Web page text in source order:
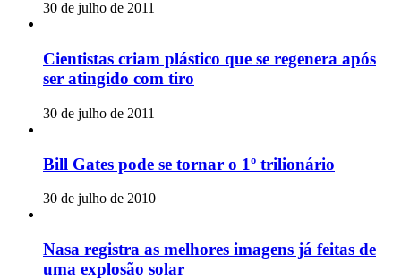
30 de julho de 2011
Cientistas criam plástico que se regenera após
ser atingido com tiro
30 de julho de 2011
Bill Gates pode se tornar o 1º trilionário
30 de julho de 2010
Nasa registra as melhores imagens já feitas de
uma explosão solar